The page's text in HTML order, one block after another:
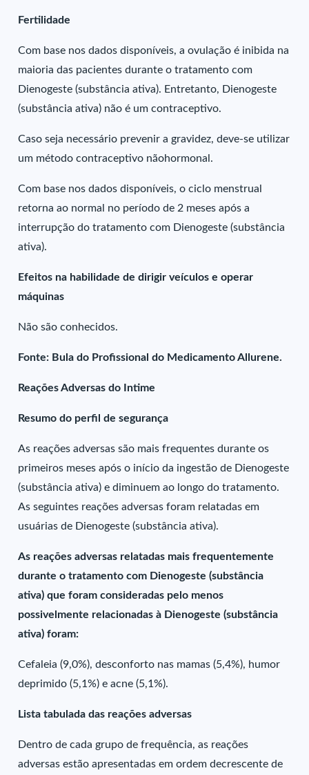
Fertilidade
Com base nos dados disponíveis, a ovulação é inibida na
maioria das pacientes durante o tratamento com
Dienogeste (substância ativa). Entretanto, Dienogeste
(substância ativa) não é um contraceptivo.
Caso seja necessário prevenir a gravidez, deve-se utilizar
um método contraceptivo nãohormonal.
Com base nos dados disponíveis, o ciclo menstrual
retorna ao normal no período de 2 meses após a
interrupção do tratamento com Dienogeste (substância
ativa).
Efeitos na habilidade de dirigir veículos e operar
máquinas
Não são conhecidos.
Fonte: Bula do Profissional do Medicamento Allurene.
Reações Adversas do Intime
Resumo do perfil de segurança
As reações adversas são mais frequentes durante os
primeiros meses após o início da ingestão de Dienogeste
(substância ativa) e diminuem ao longo do tratamento.
As seguintes reações adversas foram relatadas em
usuárias de Dienogeste (substância ativa).
As reações adversas relatadas mais frequentemente
durante o tratamento com Dienogeste (substância
ativa) que foram consideradas pelo menos
possivelmente relacionadas à Dienogeste (substância
ativa) foram:
Cefaleia (9,0%), desconforto nas mamas (5,4%), humor
deprimido (5,1%) e acne (5,1%).
Lista tabulada das reações adversas
Dentro de cada grupo de frequência, as reações
adversas estão apresentadas em ordem decrescente de